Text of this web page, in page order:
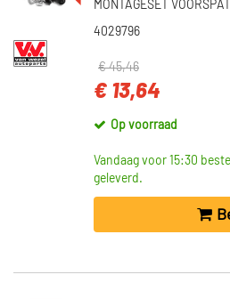
MONTAGESET
4029796
€ 45,46
€ 13,64
Op voorraad
Vandaag voor 15:30
geleverd.